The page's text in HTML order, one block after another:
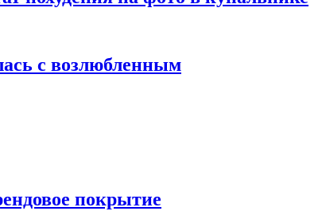
с возлюбленным
покрытие